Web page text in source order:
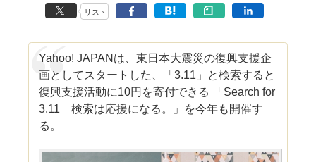
リスト
Yahoo! JAPANは、東日本大震災の復興支援企
画としてスタートした、「3.11」と検索すると
復興支援活動に10円を寄付できる 「Search for
3.11 検索は応援になる。」を今年も開催す
る。